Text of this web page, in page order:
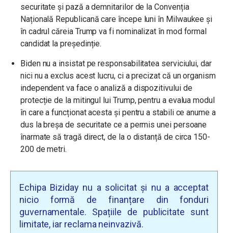
securitate și pază a demnitarilor de la Convenția
Națională Republicană care începe luni în Milwaukee și
în cadrul căreia Trump va fi nominalizat în mod formal
candidat la președinție.
Biden nu a insistat pe responsabilitatea serviciului, dar
nici nu a exclus acest lucru, ci a precizat că un organism
independent va face o analiză a dispozitivului de
protecție de la mitingul lui Trump, pentru a evalua modul
în care a funcționat acesta și pentru a stabili ce anume a
dus la breșa de securitate ce a permis unei persoane
înarmate să tragă direct, de la o distanță de circa 150-
200 de metri.
Echipa Biziday nu a solicitat și nu a acceptat
nicio formă de finanțare din fonduri
guvernamentale. Spațiile de publicitate sunt
limitate, iar reclama neinvazivă.